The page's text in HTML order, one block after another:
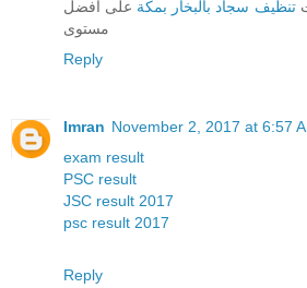
تنظيف سجاد بالبخار بمكة على افضل
مستوى
Reply
Imran November 2, 2017 at 6:57
exam result
PSC result
JSC result 2017
psc result 2017
Reply